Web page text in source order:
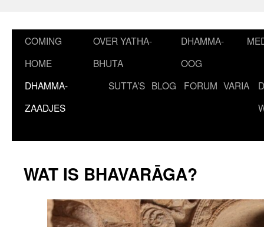
COMING
HOME
OVER YATHA-
BHUTA
DHAMMA-
OOG
DHAMMA-
ZAADJES
SUTTA’S BLOG FORUM VARIA
WAT IS BHAVARĀGA?